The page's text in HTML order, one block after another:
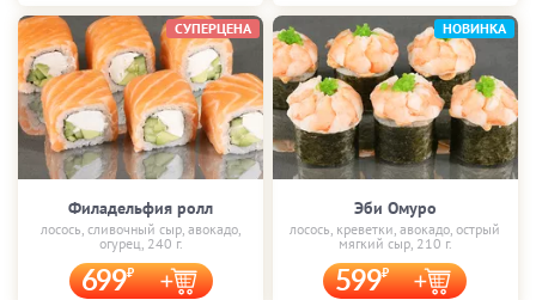
Филадельфия ролл
лосось, сливочный сыр, авокадо,
огурец, 240 г.
699
СУПЕРЦЕНА
Эби Омуро
лосось, креветки, авокадо, острый
мягкий сыр, 210 г.
599
НОВИНКА